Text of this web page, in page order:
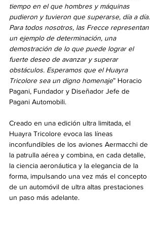
tiempo en el que hombres y máquinas
pudieron y tuvieron que superarse, día a día.
Para todos nosotros, las Frecce representan
un ejemplo de determinación, una
demostración de lo que puede lograr el
fuerte deseo de avanzar y superar
obstáculos. Esperamos que el Huayra
Tricolore sea un digno homenaje” Horacio
Pagani, Fundador y Diseñador Jefe de
Pagani Automobili.
Creado en una edición ultra limitada, el
Huayra Tricolore evoca las líneas
inconfundibles de los aviones Aermacchi de
la patrulla aérea y combina, en cada detalle,
la ciencia aeronáutica y la elegancia de la
forma, impulsando una vez más el concepto
de un automóvil de ultra altas prestaciones
un paso más adelante.